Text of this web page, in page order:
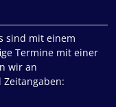
sind mit einem
Termine mit einer
wir an